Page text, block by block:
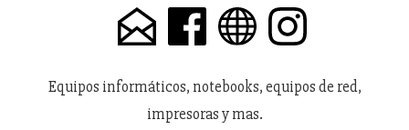
Equipos informáticos, notebooks, equipos de red,
impresoras y mas.